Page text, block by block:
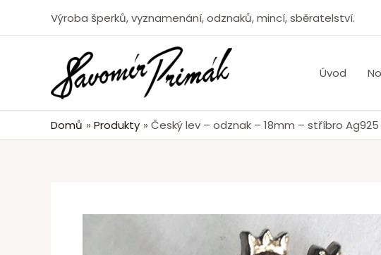
Výroba šperků, vyznamenání, odznaků, mincí, sběratelství.
Úvod
Domů Produkty Český lev – odznak – 18mm – stříbro